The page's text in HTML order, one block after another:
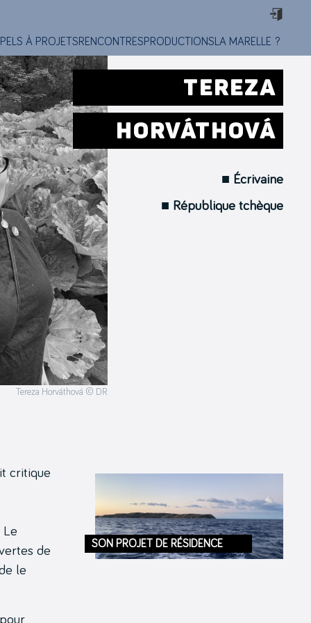
À PROJETSRENCONTRESPRODUCTIONS LA MARELLE ?
Tereza Horváthová © DR
TEREZA
HORVÁTHOVÁ
■ Écrivaine
■ République tchèque
critique
Le
de
le
SON PROJET DE RÉSIDENCE